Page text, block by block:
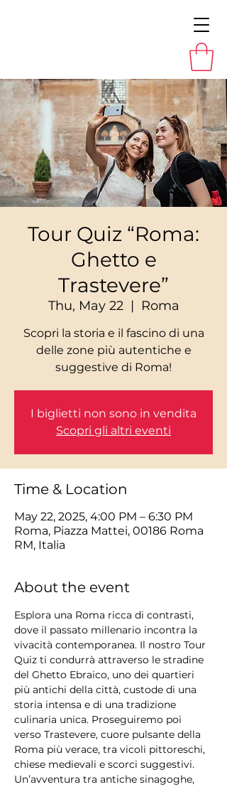
Tour Quiz “Roma:
Ghetto e
Trastevere”
Thu, May 22
  |
Roma
Scopri la storia e il fascino di una
delle zone più autentiche e
I biglietti non sono in vendita
Scopri gli altri eventi
Time & Location
May 22, 2025, 4:00 PM – 6:30 PM
Roma, Piazza Mattei, 00186 Roma
RM, Italia
About the event
Esplora una Roma ricca di contrasti,
dove il passato millenario incontra la
vivacità contemporanea. Il nostro Tour
Quiz ti condurrà attraverso le stradine
del Ghetto Ebraico, uno dei quartieri
più antichi della città, custode di una
storia intensa e di una tradizione
culinaria unica. Proseguiremo poi
verso Trastevere, cuore pulsante della
Roma più verace, tra vicoli pittoreschi,
chiese medievali e scorci suggestivi.
Un’avventura tra antiche sinagoghe,